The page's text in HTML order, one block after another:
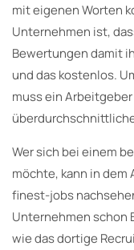
mit eigenen Worten
Unternehmen ist,
Bewertungen damit
und das kostenlos.
muss ein
Wer sich bei einem
möchte, kann in
finest-jobs
Unternehmen schon
wie das dortige